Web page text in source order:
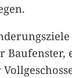
Baufenster,